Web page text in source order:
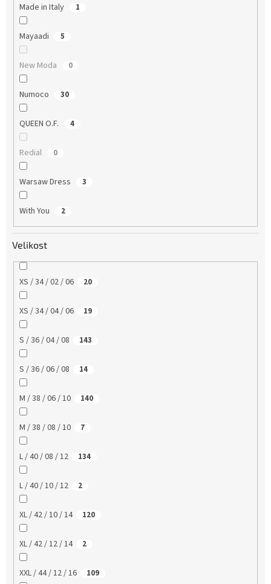
Made in Italy 1
Mayaadi 5
New Moda 0
Numoco 30
QUEEN O.F. 4
Redial 0
Warsaw Dress 3
With You 2
Velikost
XS / 34 / 02 / 06 20
XS / 34 / 04 / 06 19
S / 36 / 04 / 08 143
S / 36 / 06 / 08 14
M / 38 / 06 / 10 140
M / 38 / 08 / 10 7
L / 40 / 08 / 12 134
L / 40 / 10 / 12 2
XL / 42 / 10 / 14 120
XL / 42 / 12 / 14 2
XXL / 44 / 12 / 16 109